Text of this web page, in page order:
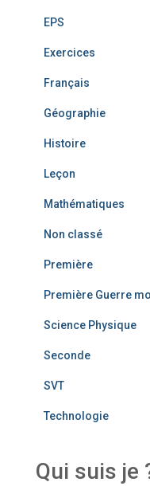
EPS
Exercices
Français
Géographie
Histoire
Leçon
Mathématiques
Non classé
Première
Première Guerre
Science Physique
Seconde
SVT
Technologie
Qui suis je